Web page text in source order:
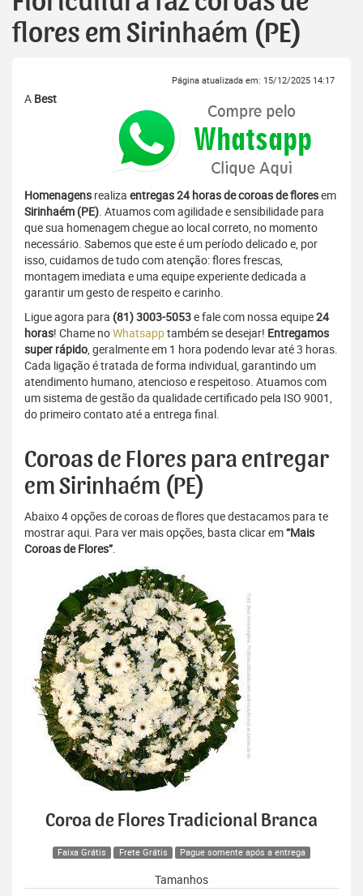
flores em Sirinhaém (PE)
Página atualizada em: 15/12/2025 14:17
A Best
Homenagens realiza entregas 24 horas de coroas de floresem
Sirinhaém (PE). Atuamos com agilidade e sensibilidade para
que sua homenagem chegue ao local correto, no momento
necessário. Sabemos que este é um período delicado e, por
isso, cuidamos de tudo com atenção: flores frescas,
montagem imediata e uma equipe experiente dedicada a
garantir um gesto de respeito e carinho.
Ligue agora para (81) 3003-5053e fale com nossa equipe24
horas! Chame noWhatsapptambém se desejar! Entregamos
super rápido, geralmente em 1 hora podendo levar até 3 horas.
Cada ligação é tratada de forma individual, garantindo um
atendimento humano, atencioso e respeitoso. Atuamos com
um sistema de gestão da qualidade certificado pela ISO 9001,
do primeiro contato até a entrega final.
Coroas de Flores para entregar
em Sirinhaém (PE)
Abaixo 4 opções de coroas de flores que destacamos para te
mostrar aqui. Para ver mais opções, basta clicar em“Mais
Coroas de Flores”.
Coroa de Flores Tradicional Branca
Faixa Grátis Frete Grátis Pague somente após a entrega
Tamanhos